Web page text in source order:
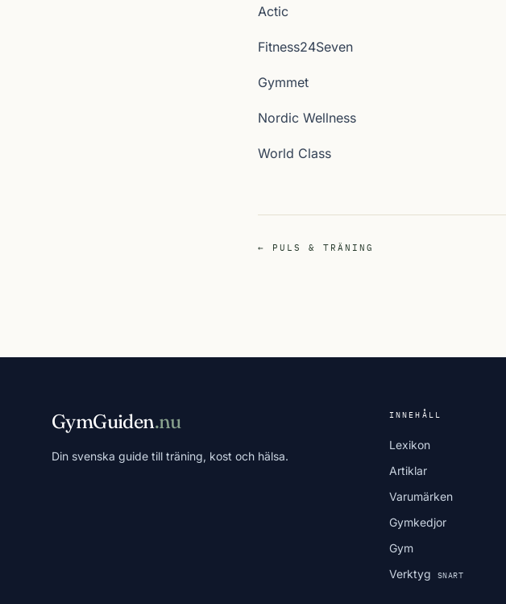
Actic
Fitness24Seven
Gymmet
Nordic Wellness
World Class
← PULS & TRÄNING
GymGuiden.nu
Din svenska guide till träning, kost och hälsa.
INNEHÅLL
Lexikon
Artiklar
Varumärken
Gymkedjor
Gym
Verktyg
SNART